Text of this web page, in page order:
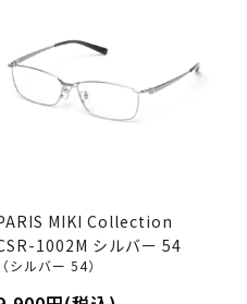
MIKI Collection
1002M シルバー 54
（シルバー 54）